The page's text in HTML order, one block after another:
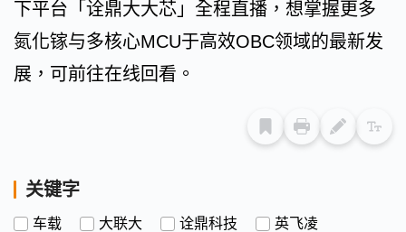
下平台「诠鼎大大芯」全程直播，想掌握更多
氮化镓与多核心MCU于高效OBC领域的最新发
展，可前往在线回看。
关键字
车载 大联大 诠鼎科技
英飞凌